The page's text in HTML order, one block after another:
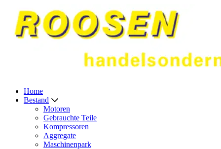
Home
Bestand
Motoren
Gebrauchte Teile
Kompressoren
Aggregate
Maschinenpark